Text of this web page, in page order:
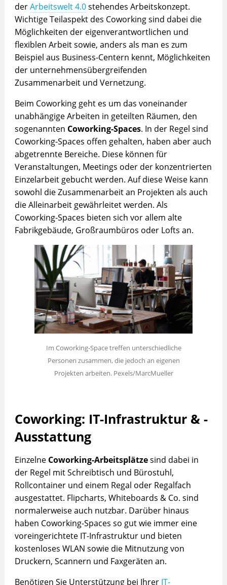
derArbeitswelt 4.0stehendes Arbeitskonzept.
Wichtige Teilaspekt des Coworking sind dabei die
Möglichkeiten der eigenverantwortlichen und
flexiblen Arbeit sowie, anders als man es zum
Beispiel aus Business-Centern kennt, Möglichkeiten
der unternehmensübergreifenden
Zusammenarbeit und Vernetzung.
Beim Coworking geht es um das voneinander
unabhängige Arbeiten in geteilten Räumen, den
sogenannten Coworking-Spaces. In der Regel sind
Coworking-Spaces offen gehalten, haben aber auch
abgetrennte Bereiche. Diese können für
Veranstaltungen, Meetings oder der konzentrierten
Einzelarbeit gebucht werden. Auf diese Weise kann
sowohl die Zusammenarbeit an Projekten als auch
die Alleinarbeit gewährleitet werden. Als
Coworking-Spaces bieten sich vor allem alte
Fabrikgebäude, Großraumbüros oder Lofts an.
Im Coworking-Space treffen unterschiedliche
Personen zusammen, die jedoch an eigenen
Projekten arbeiten. Pexels/MarcMueller
Coworking: IT-Infrastruktur & -
Ausstattung
Einzelne Coworking-Arbeitsplätzesind dabei in
der Regel mit Schreibtisch und Bürostuhl,
Rollcontainer und einem Regal oder Regalfach
ausgestattet. Flipcharts, Whiteboards & Co. sind
normalerweise auch nutzbar. Darüber hinaus
haben Coworking-Spaces so gut wie immer eine
voreingerichtete IT-Infrastruktur und bieten
kostenloses WLAN sowie die Mitnutzung von
Druckern, Scannern und Faxgeräten an.
Benötigen Sie Unterstützung bei Ihrer IT-